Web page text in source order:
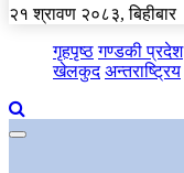
२१ श्रावण २०८३, बिहीबार
गृहपृष्ठ गण्डकी प्रदेश
खेलकुद अन्तराष्ट्रिय